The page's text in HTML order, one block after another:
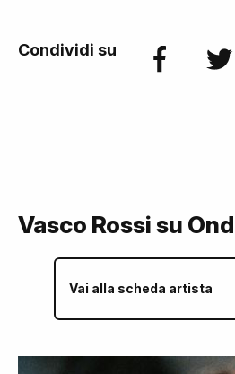
Condividi su
Vasco Rossi su
Vai alla scheda artista